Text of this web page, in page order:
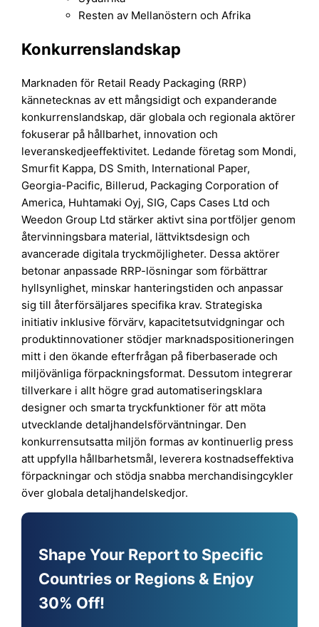
Resten av Mellanöstern och Afrika
Konkurrenslandskap
Marknaden för Retail Ready Packaging (RRP)
kännetecknas av ett mångsidigt och expanderande
konkurrenslandskap, där globala och regionala aktörer
fokuserar på hållbarhet, innovation och
leveranskedjeeffektivitet. Ledande företag som Mondi,
Smurfit Kappa, DS Smith, International Paper,
Georgia-Pacific, Billerud, Packaging Corporation of
America, Huhtamaki Oyj, SIG, Caps Cases Ltd och
Weedon Group Ltd stärker aktivt sina portföljer genom
återvinningsbara material, lättviktsdesign och
avancerade digitala tryckmöjligheter. Dessa aktörer
betonar anpassade RRP-lösningar som förbättrar
hyllsynlighet, minskar hanteringstiden och anpassar
sig till återförsäljares specifika krav. Strategiska
initiativ inklusive förvärv, kapacitetsutvidgningar och
produktinnovationer stödjer marknadspositioneringen
mitt i den ökande efterfrågan på fiberbaserade och
miljövänliga förpackningsformat. Dessutom integrerar
tillverkare i allt högre grad automatiseringsklara
designer och smarta tryckfunktioner för att möta
utvecklande detaljhandelsförväntningar. Den
konkurrensutsatta miljön formas av kontinuerlig press
att uppfylla hållbarhetsmål, leverera kostnadseffektiva
förpackningar och stödja snabba merchandisingcykler
över globala detaljhandelskedjor.
Shape Your Report to Specific
Countries or Regions & Enjoy
30% Off!